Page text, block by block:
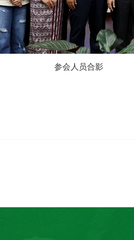
参会人员合影